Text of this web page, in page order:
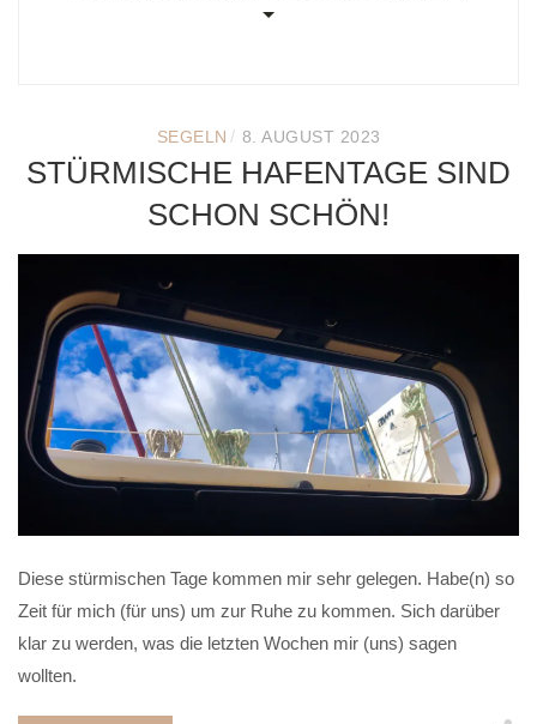
SEGELN / 8. AUGUST 2023
STÜRMISCHE HAFENTAGE SIND
SCHON SCHÖN!
Diese stürmischen Tage kommen mir sehr gelegen. Habe(n) so
Zeit für mich (für uns) um zur Ruhe zu kommen. Sich darüber
klar zu werden, was die letzten Wochen mir (uns) sagen
wollten.